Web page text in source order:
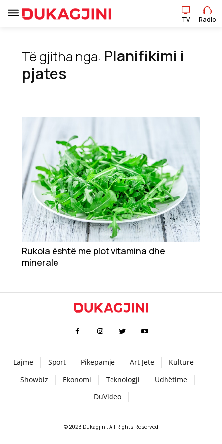
Lajme
Pikëpamje
Art Jete
Kulturë
Showbiz
Ekonomi
Teknologji
Udhëtime
DuVideo
TV Radio
Të gjitha nga: Planifikimi i
pjates
Rukola është me plot vitamina dhe
minerale
Lajme Sport Pikëpamje Art Jete
Kulturë
Showbiz
Ekonomi Teknologji
Udhëtime
DuVideo
© 2023 Dukagjini. All Rights Reserved